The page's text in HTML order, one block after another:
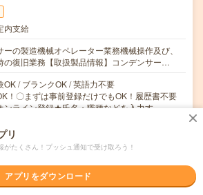
内支給
ーの製造機械オペレーター業務機械操作及び、
の復旧業務【取扱製品情報】コンデンサー…
OK / ブランクOK / 英語力不要
！〇まずは事前登録だけでもOK！履歴書不要
ンライン登録★氏名・職種などを入力す…
30代 40代
リ
がたくさん！プッシュ通知で受け取ろう！
アプリをダウンロード